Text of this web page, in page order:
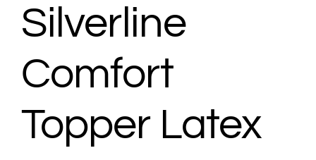
Matrassen
Topmatrassen
Dekbedden
Silverline
Comfort
Topper Latex